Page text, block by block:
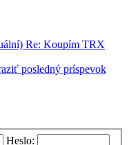
Re: Koupím TRX
posledný príspevok
Heslo: